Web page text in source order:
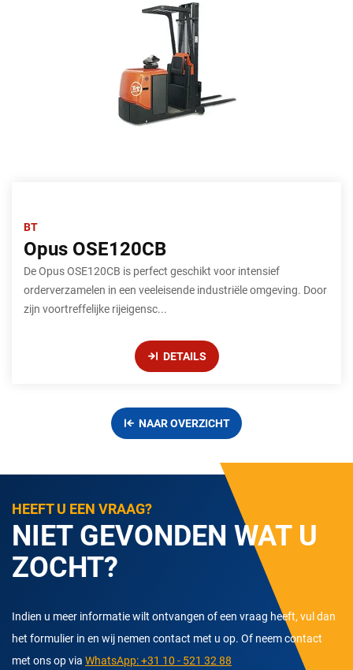
BT
Opus OSE120CB
De Opus OSE120CB is perfect geschikt voor intensief
orderverzamelen in een veeleisende industriële omgeving. Door
zijn voortreffelijke rijeigensc...
DETAILS
NAAR OVERZICHT
HEEFT U EEN VRAAG?
NIET GEVONDEN WAT U
ZOCHT?
Indien u meer informatie wilt ontvangen of een vraag heeft, vul dan
het formulier in en wij nemen contact met u op. Of neem contact
met ons op via WhatsApp: +31 10 - 521 32 88